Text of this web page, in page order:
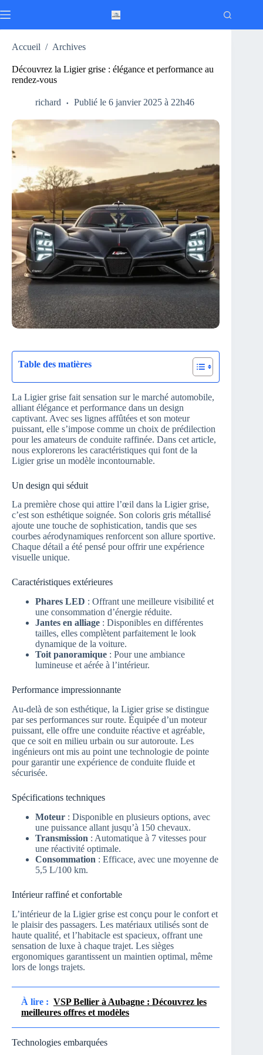
au
Accueil / Archives
Découvrez la Ligier grise : élégance et performance au
rendez-vous
richard Publié le 6 janvier 2025 à 22h46
Table des matières
La Ligier grise fait sensation sur le marché automobile,
alliant élégance et performance dans un design
captivant. Avec ses lignes affûtées et son moteur
puissant, elle s’impose comme un choix de prédilection
pour les amateurs de conduite raffinée. Dans cet article,
nous explorerons les caractéristiques qui font de la
Ligier grise un modèle incontournable.
Un design qui séduit
La première chose qui attire l’œil dans la Ligier grise,
c’est son esthétique soignée. Son coloris gris métallisé
ajoute une touche de sophistication, tandis que ses
courbes aérodynamiques renforcent son allure sportive.
Chaque détail a été pensé pour offrir une expérience
visuelle unique.
Caractéristiques extérieures
Phares LED : Offrant une meilleure visibilité et
une consommation d’énergie réduite.
Jantes en alliage : Disponibles en différentes
tailles, elles complètent parfaitement le look
dynamique de la voiture.
Toit panoramique : Pour une ambiance
lumineuse et aérée à l’intérieur.
Performance impressionnante
Au-delà de son esthétique, la Ligier grise se distingue
par ses performances sur route. Équipée d’un moteur
puissant, elle offre une conduite réactive et agréable,
que ce soit en milieu urbain ou sur autoroute. Les
ingénieurs ont mis au point une technologie de pointe
pour garantir une expérience de conduite fluide et
sécurisée.
Spécifications techniques
Moteur : Disponible en plusieurs options, avec
une puissance allant jusqu’à 150 chevaux.
Transmission : Automatique à 7 vitesses pour
une réactivité optimale.
Consommation : Efficace, avec une moyenne de
5,5 L/100 km.
Intérieur raffiné et confortable
L’intérieur de la Ligier grise est conçu pour le confort et
le plaisir des passagers. Les matériaux utilisés sont de
haute qualité, et l’habitacle est spacieux, offrant une
sensation de luxe à chaque trajet. Les sièges
ergonomiques garantissent un maintien optimal, même
lors de longs trajets.
À lire : VSP Bellier à Aubagne : Découvrez les
meilleures offres et modèles
Technologies embarquées